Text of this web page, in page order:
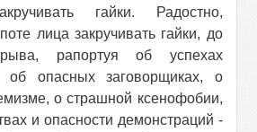
гайки. Радостно,
лица закручивать гайки, до
рапортуя об успехах
об опасных заговорщиках, о
о страшной ксенофобии,
и опасности демонстраций -